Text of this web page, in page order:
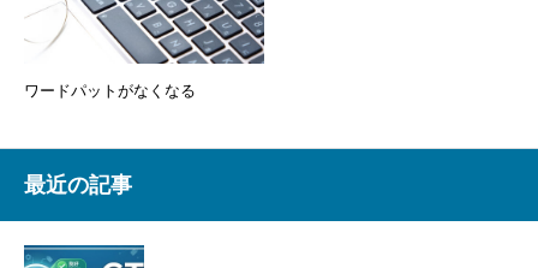
ワードパットがなくなる
最近の記事